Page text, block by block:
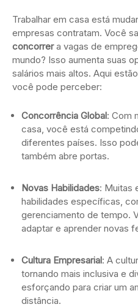
Trabalhar em casa está
empresas contratam. Você
concorrera vagas de
mundo? Isso aumenta suas
salários mais altos. Aqui
você pode perceber:
Concorrência Global: Com
casa, você está
diferentes países. Isso
também abre portas.
Novas Habilidades: Muitas
habilidades específicas,
gerenciamento de tempo.
adaptar e aprender novas
Cultura Empresarial: A
tornando mais inclusiva e
esforçando para criar um
distância.